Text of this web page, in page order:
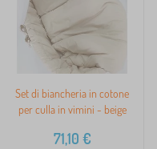
Set di biancheria in cotone
per culla in vimini - beige
71,10 €